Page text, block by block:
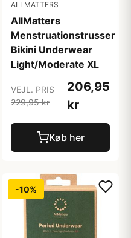
ALLMATTERS
AllMatters
Menstruationstrusser
Bikini Underwear
Light/Moderate XL
VEJL. PRIS
229,95 kr
206,95
kr
Køb her
-10%